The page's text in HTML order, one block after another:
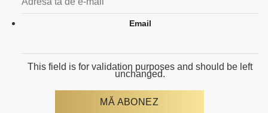
Email
This field is for validation purposes and should be left
unchanged.